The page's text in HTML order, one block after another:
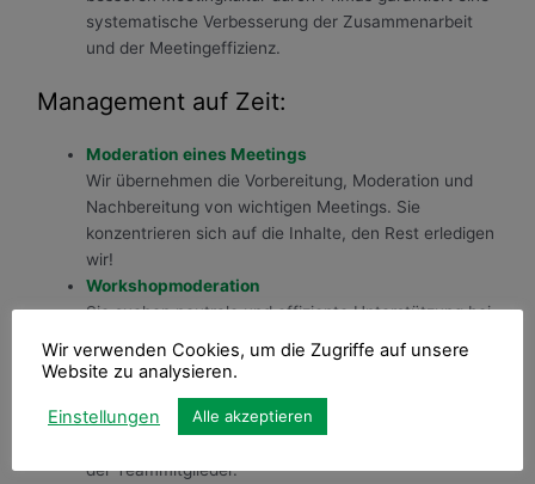
systematische Verbesserung der Zusammenarbeit
und der Meetingeffizienz.
Management auf Zeit:
Moderation eines Meetings
Wir übernehmen die Vorbereitung, Moderation und
Nachbereitung von wichtigen Meetings. Sie
konzentrieren sich auf die Inhalte, den Rest erledigen
wir!
Workshopmoderation
Sie suchen neutrale und effiziente Unterstützung bei
Projekt-Workshops? Wir sorgen für einen effizienten
Team, klare Spielregeln und Vertrauen für die
der Teammitglieder.
Wir verwenden Cookies, um die Zugriffe auf unsere
Website zu analysieren.
Einstellungen Alle akzeptieren